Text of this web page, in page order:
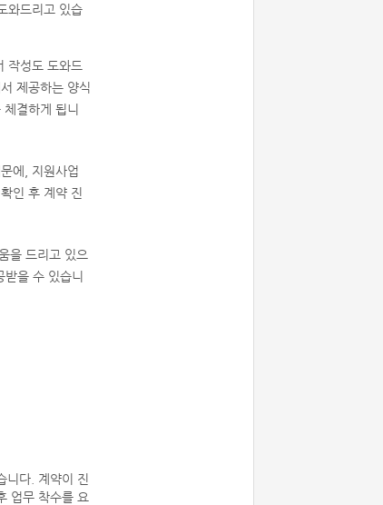
와드리고 있습
작성도 도와드
제공하는 양식
결하게 됩니
에, 지원사업
인 후 계약 진
을 드리고 있으
을 수 있습니
니다. 계약이 진
업무 착수를 요